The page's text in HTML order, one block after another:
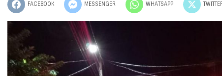
FACEBOOK MESSENGER WHATSAPP